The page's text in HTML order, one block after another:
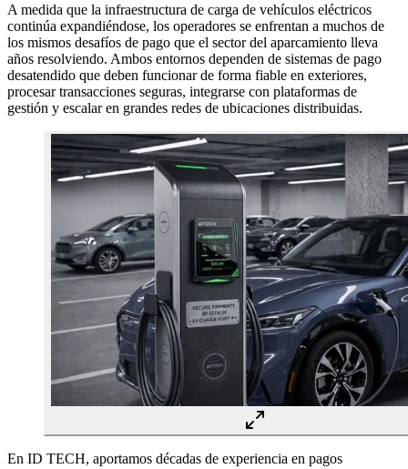
A medida que la infraestructura de carga de vehículos eléctricos
continúa expandiéndose, los operadores se enfrentan a muchos de
los mismos desafíos de pago que el sector del aparcamiento lleva
años resolviendo. Ambos entornos dependen de sistemas de pago
desatendido que deben funcionar de forma fiable en exteriores,
procesar transacciones seguras, integrarse con plataformas de
gestión y escalar en grandes redes de ubicaciones distribuidas.
En ID TECH, aportamos décadas de experiencia en pagos